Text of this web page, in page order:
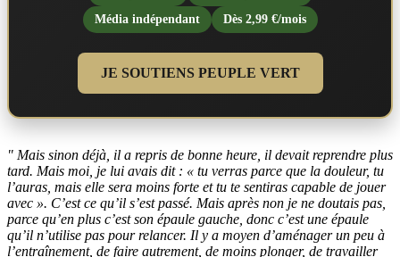
Média indépendant
Dès 2,99 €/mois
JE SOUTIENS PEUPLE VERT
" Mais sinon déjà, il a repris de bonne heure, il devait reprendre plus
tard. Mais moi, je lui avais dit : « tu verras parce que la douleur, tu
l’auras, mais elle sera moins forte et tu te sentiras capable de jouer
avec ». C’est ce qu’il s’est passé. Mais après non je ne doutais pas,
parce qu’en plus c’est son épaule gauche, donc c’est une épaule
qu’il n’utilise pas pour relancer. Il y a moyen d’aménager un peu à
l’entraînement, de faire autrement, de moins plonger, de travailler